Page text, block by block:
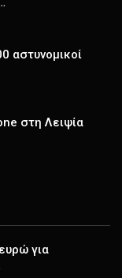
αστυνομικοί
στη Λειψία
για